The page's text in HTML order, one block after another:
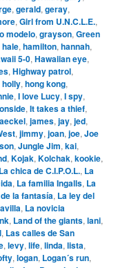
,gerald,geray,
,Girl from U.N.C.L.E.,
modelo,grayson,Green
hale,hamilton,hannah,
5-0,Hawaiian eye,
,Highway patrol,
holly,hong kong,
,I love Lucy,I spy,
,It takes a thief,
,james,jay,jed,
,jimmy,joan,joe,Joe
,Jungle Jim,kai,
,Kojak,Kolchak,kookie,
La chica de C.I.P.O.L., La
, La familia Ingalls, La
la fantasía, La ley del
, La novicia
, Land of the giants,lani,
, Las calles de San
,levy,life,linda,lista,
,logan, Logan´s run,